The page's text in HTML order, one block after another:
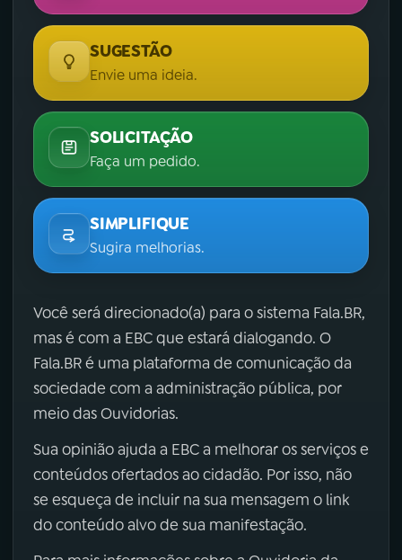
SUGESTÃO
Envie uma ideia.
SOLICITAÇÃO
Faça um pedido.
SIMPLIFIQUE
Sugira melhorias.
Você será direcionado(a) para o sistema Fala.BR,
mas é com a EBC que estará dialogando. O
Fala.BR é uma plataforma de comunicação da
sociedade com a administração pública, por
meio das Ouvidorias.
Sua opinião ajuda a EBC a melhorar os serviços e
conteúdos ofertados ao cidadão. Por isso, não
se esqueça de incluir na sua mensagem o link
do conteúdo alvo de sua manifestação.